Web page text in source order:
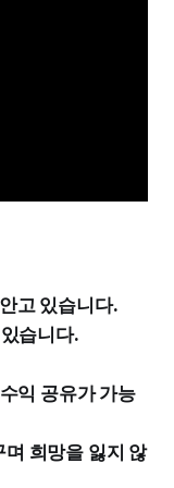
고 있습니다.
습니다.
익 공유가 가능
희망을 잃지 않